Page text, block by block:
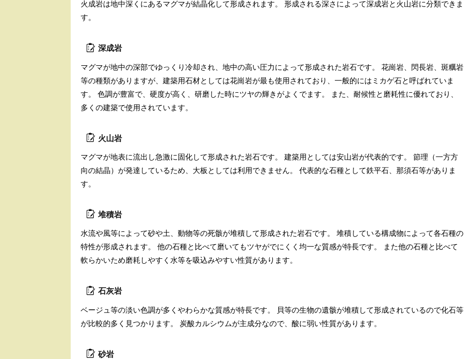
火成岩は地中深くにあるマグマが結晶化して形成されます。 形成される深さによって深成岩と火山岩に分類できま
す。
深成岩
マグマが地中の深部でゆっくり冷却され、地中の高い圧力によって形成された岩石です。 花崗岩、閃長岩、斑糲岩
等の種類がありますが、建築用石材としては花崗岩が最も使用されており、一般的にはミカゲ石と呼ばれていま
す。 色調が豊富で、硬度が高く、研磨した時にツヤの輝きがよくでます。 また、耐候性と磨耗性に優れており、
多くの建築で使用されています。
火山岩
マグマが地表に流出し急激に固化して形成された岩石です。 建築用としては安山岩が代表的です。 節理（一方方
向の結晶）が発達しているため、大板としては利用できません。 代表的な石種として鉄平石、那須石等がありま
す。
堆積岩
水流や風等によって砂や土、動物等の死骸が堆積して形成された岩石です。 堆積している構成物によって各石種の
特性が形成されます。 他の石種と比べて磨いてもツヤがでにくく均一な質感が特長です。 また他の石種と比べて
軟らかいため磨耗しやすく水等を吸込みやすい性質があります。
石灰岩
ベージュ等の淡い色調が多くやわらかな質感が特長です。 貝等の生物の遺骸が堆積して形成されているので化石等
が比較的多く見つかります。 炭酸カルシウムが主成分なので、酸に弱い性質があります。
砂岩